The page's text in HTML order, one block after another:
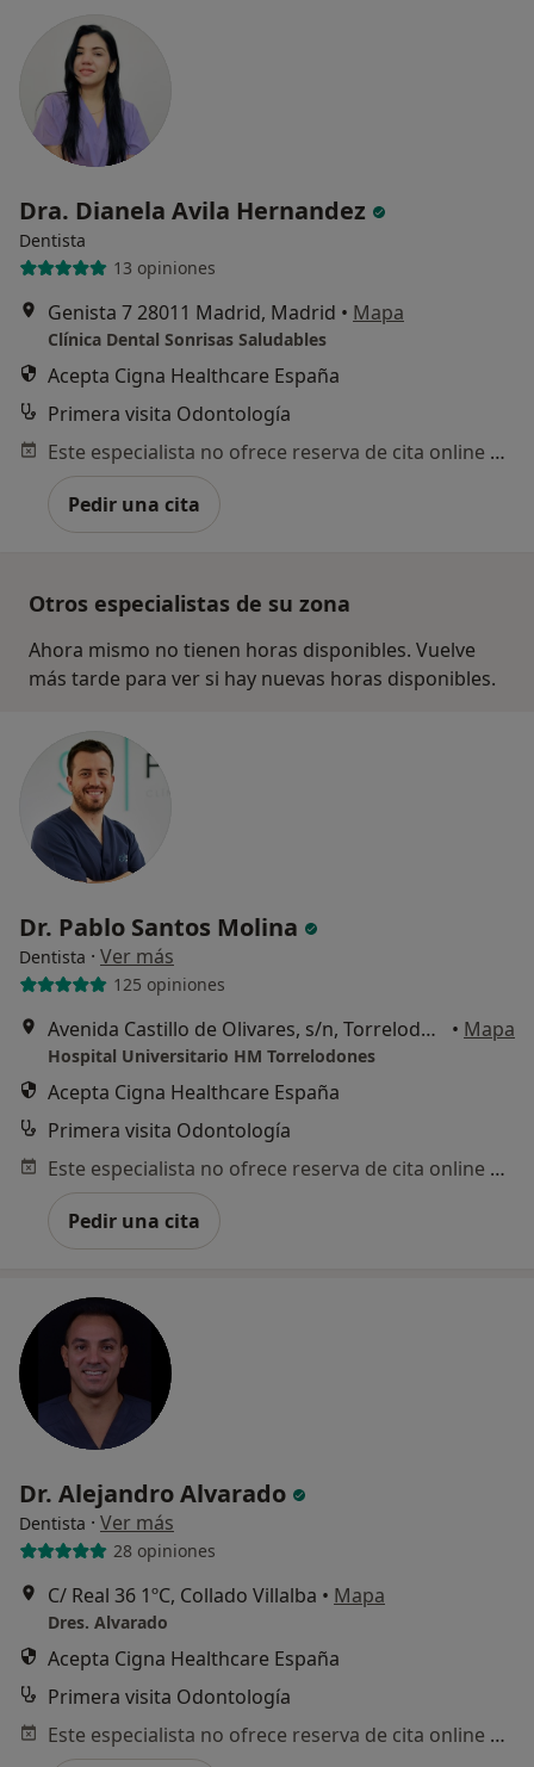
Dra. Dianela Avila Hernandez
Dentista
13 opiniones
Genista 7 28011 Madrid, Madrid • Mapa
Clínica Dental Sonrisas Saludables
Acepta Cigna Healthcare España
Primera visita Odontología
Este especialista no ofrece reserva de cita online en esta dirección.
Pedir una cita
Otros especialistas de su zona
Ahora mismo no tienen horas disponibles. Vuelve
más tarde para ver si hay nuevas horas disponibles.
Dr. Pablo Santos Molina
Dentista · Ver más
125 opiniones
Avenida Castillo de Olivares, s/n, Torrelodones • Mapa
Hospital Universitario HM Torrelodones
Acepta Cigna Healthcare España
Primera visita Odontología
Este especialista no ofrece reserva de cita online en esta dirección.
Pedir una cita
Dr. Alejandro Alvarado
Dentista · Ver más
28 opiniones
C/ Real 36 1ºC, Collado Villalba • Mapa
Dres. Alvarado
Acepta Cigna Healthcare España
Primera visita Odontología
Este especialista no ofrece reserva de cita online en esta dirección.